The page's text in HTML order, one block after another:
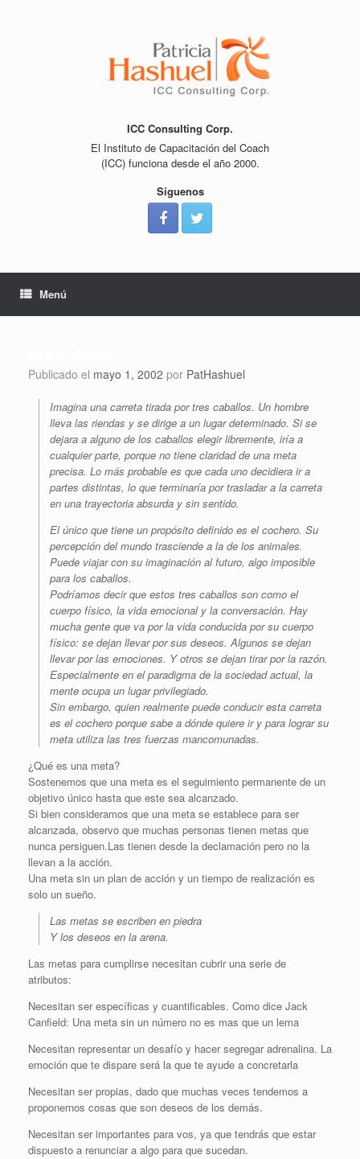
ICC Consulting Corp.
El Instituto de Capacitación del Coach
(ICC) funciona desde el año 2000.
Síguenos
Menú
Publicado el mayo 1, 2002 por PatHashuel
Imagina una carreta tirada por tres caballos. Un hombre
lleva las riendas y se dirige a un lugar determinado. Si se
dejara a alguno de los caballos elegir libremente, iría a
cualquier parte, porque no tiene claridad de una meta
precisa. Lo más probable es que cada uno decidiera ir a
partes distintas, lo que terminaría por trasladar a la carreta
en una trayectoria absurda y sin sentido.
El único que tiene un propósito definido es el cochero. Su
percepción del mundo trasciende a la de los animales.
Puede viajar con su imaginación al futuro, algo imposible
para los caballos.
Podríamos decir que estos tres caballos son como el
cuerpo físico, la vida emocional y la conversación. Hay
mucha gente que va por la vida conducida por su cuerpo
físico: se dejan llevar por sus deseos. Algunos se dejan
llevar por las emociones. Y otros se dejan tirar por la razón.
Especialmente en el paradigma de la sociedad actual, la
mente ocupa un lugar privilegiado.
Sin embargo, quien realmente puede conducir esta carreta
es el cochero porque sabe a dónde quiere ir y para lograr su
meta utiliza las tres fuerzas mancomunadas.
¿Qué es una meta?
Sostenemos que una meta es el seguimiento permanente de un
objetivo único hasta que este sea alcanzado.
Si bien consideramos que una meta se establece para ser
alcanzada, observo que muchas personas tienen metas que
nunca persiguen.Las tienen desde la declamación pero no la
llevan a la acción.
Una meta sin un plan de acción y un tiempo de realización es
solo un sueño.
Las metas se escriben en piedra
Y los deseos en la arena.
Las metas para cumplirse necesitan cubrir una serie de
atributos:
Necesitan ser específicas y cuantificables. Como dice Jack
Canfield: Una meta sin un número no es mas que un lema
Necesitan representar un desafío y hacer segregar adrenalina. La
emoción que te dispare será la que te ayude a concretarla
Necesitan ser propias, dado que muchas veces tendemos a
proponernos cosas que son deseos de los demás.
Necesitan ser importantes para vos, ya que tendrás que estar
dispuesto a renunciar a algo para que sucedan.